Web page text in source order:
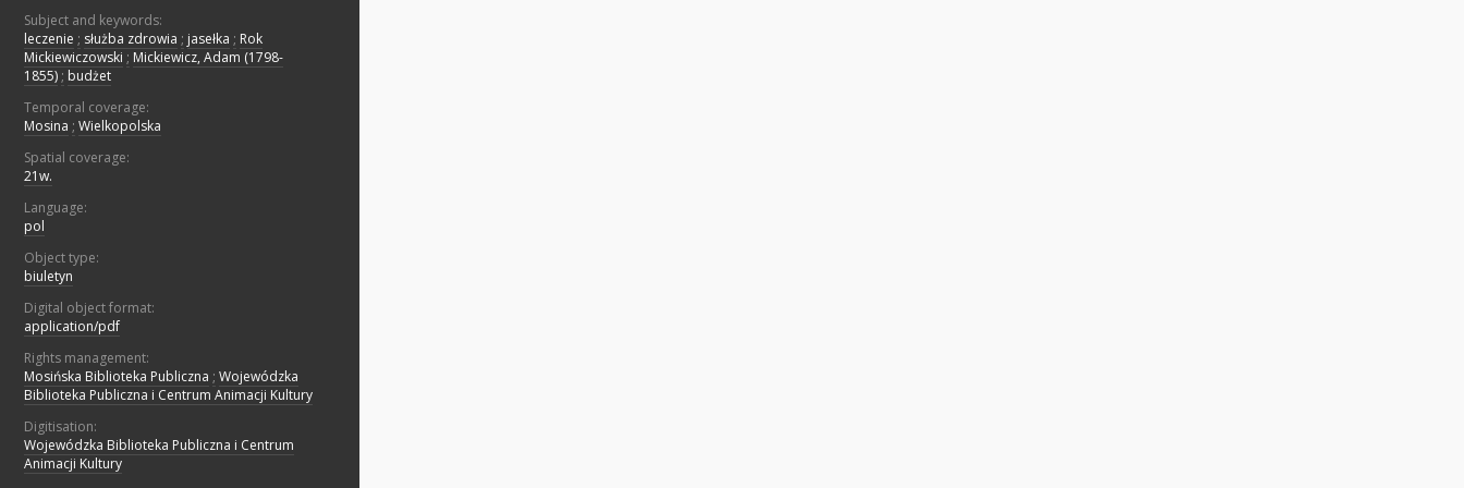
Subject and keywords:
leczenie ; służba zdrowia ; jasełka ; Rok
Mickiewiczowski ; Mickiewicz, Adam (1798-
1855) ; budżet
Temporal coverage:
Mosina ; Wielkopolska
Spatial coverage:
21w.
Language:
pol
Object type:
biuletyn
Digital object format:
application/pdf
Rights management:
Mosińska Biblioteka Publiczna ; Wojewódzka
Biblioteka Publiczna i Centrum Animacji Kultury
Digitisation:
Wojewódzka Biblioteka Publiczna i Centrum
Animacji Kultury